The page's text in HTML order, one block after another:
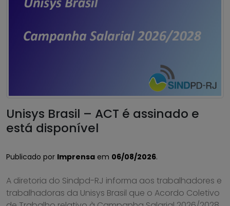
Unisys Brasil – ACT é assinado e
está disponível
Publicado por Imprensa em 06/08/2026.
A diretoria do Sindpd-RJ informa aos trabalhadores e
trabalhadoras da Unisys Brasil que o Acordo Coletivo